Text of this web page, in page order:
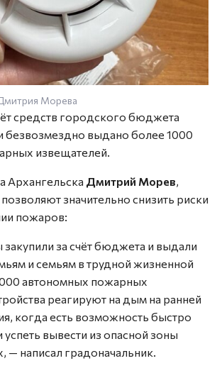
Морева
средств городского бюджета
безвозмездно выдано более 1000
извещателей.
Архангельска Дмитрий Морев,
позволяют значительно снизить риски
пожаров:
за счёт бюджета и выдали
и семьям в трудной жизненной
автономных пожарных
реагируют на дым на ранней
когда есть возможность быстро
вывести из опасной зоны
— написал градоначальник.